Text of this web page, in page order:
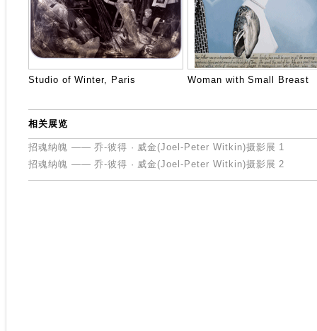
Studio of Winter, Paris Woman with Small Breast
相关展览
招魂纳魄 —— 乔-彼得 · 威金(Joel-Peter Witkin)摄影展 1
招魂纳魄 —— 乔-彼得 · 威金(Joel-Peter Witkin)摄影展 2